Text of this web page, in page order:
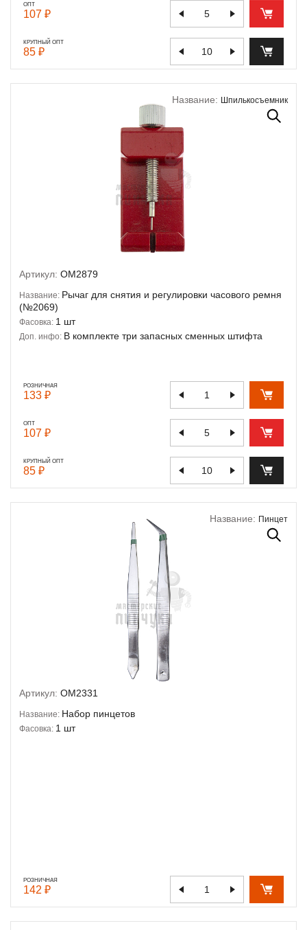
ОПТ
107 ₽
КРУПНЫЙ ОПТ
85 ₽
Название: Шпилькосъемник
Артикул: OM2879
Название: Рычаг для снятия и регулировки часового ремня
(№2069)
Фасовка: 1 шт
Доп. инфо: В комплекте три запасных сменных штифта
РОЗНИЧНАЯ
133 ₽
ОПТ
107 ₽
КРУПНЫЙ ОПТ
85 ₽
Название: Пинцет
Артикул: OM2331
Название: Набор пинцетов
Фасовка: 1 шт
РОЗНИЧНАЯ
142 ₽